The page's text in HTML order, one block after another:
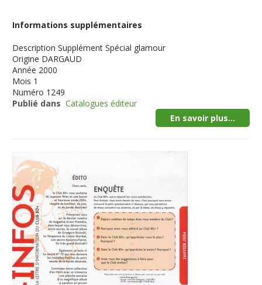
Informations supplémentaires
Description Supplément Spécial glamour
Origine DARGAUD
Année 2000
Mois 1
Numéro 1249
Publié dans Catalogues éditeur
En savoir plus...